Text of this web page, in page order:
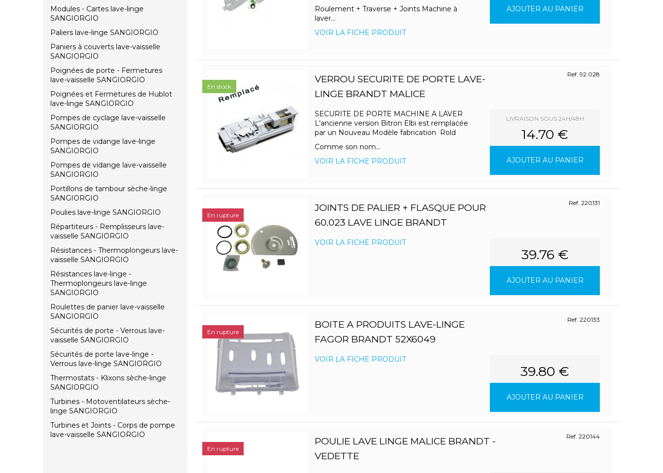
Modules - Cartes lave-linge
SANGIORGIO
Paliers lave-linge SANGIORGIO
Paniers à couverts lave-vaisselle
SANGIORGIO
Poignées de porte - Fermetures
lave-vaisselle SANGIORGIO
Poignées et Fermetures de Hublot
lave-linge SANGIORGIO
Pompes de cyclage lave-vaisselle
SANGIORGIO
Pompes de vidange lave-linge
SANGIORGIO
Pompes de vidange lave-vaisselle
SANGIORGIO
Portillons de tambour sèche-linge
SANGIORGIO
Poulies lave-linge SANGIORGIO
Répartiteurs - Remplisseurs lave-
vaisselle SANGIORGIO
Résistances - Thermoplongeurs lave-
vaisselle SANGIORGIO
Résistances lave-linge -
Thermoplongeurs lave-linge
SANGIORGIO
Roulettes de panier lave-vaisselle
SANGIORGIO
Sécurités de porte - Verrous lave-
vaisselle SANGIORGIO
Sécurités de porte lave-linge -
Verrous lave-linge SANGIORGIO
Thermostats - Klixons sèche-linge
SANGIORGIO
Turbines - Motoventilateurs sèche-
linge SANGIORGIO
Turbines et Joints - Corps de pompe
lave-vaisselle SANGIORGIO
Roulement + Traverse + Joints Machine à
laver...
VOIR LA FICHE PRODUIT
AJOUTER AU PANIER
VERROU SECURITE DE PORTE LAVE-
LINGE BRANDT MALICE
Ref. 92.028
SECURITE DE PORTE MACHINE A LAVER
L'ancienne version Bitron Elbi est remplacée
par un Nouveau Modèle fabrication Rold
Comme son nom...
VOIR LA FICHE PRODUIT
LIVRAISON SOUS 24H/48H
14.70 €
AJOUTER AU PANIER
En stock
JOINTS DE PALIER + FLASQUE POUR
60.023 LAVE LINGE BRANDT
Ref. 220131
VOIR LA FICHE PRODUIT
39.76 €
AJOUTER AU PANIER
En rupture
BOITE A PRODUITS LAVE-LINGE
FAGOR BRANDT 52X6049
Ref. 220133
VOIR LA FICHE PRODUIT
39.80 €
AJOUTER AU PANIER
En rupture
POULIE LAVE LINGE MALICE BRANDT -
VEDETTE
Ref. 220144
En rupture